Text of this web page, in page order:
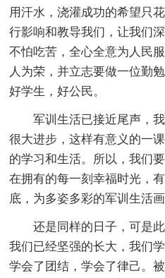
用汗水，浇灌成功的希望只
行影响和教导我们，让我们
不怕吃苦，全心全意为人民
人为荣，并立志要做一位勤
好学生，好公民。
军训生活已接近尾声，
很大进步，这样有意义的一
的学习和生活。所以，我们
在拥有的每一刻幸福时光，
底，为多姿多彩的军训生活
还是同样的日子，可是
我们已经坚强的长大，我们
学会了团结，学会了律己。